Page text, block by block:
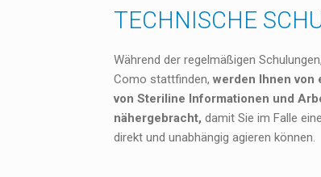
TECHNISCHE
Während der regelmäßigen
Como stattfinden,werden Ihnen von
von Steriline Informationen und
nähergebracht,damit Sie im Falle
direkt und unabhängig agieren können.